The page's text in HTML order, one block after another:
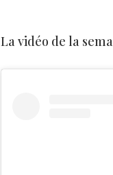
La vidéo de la